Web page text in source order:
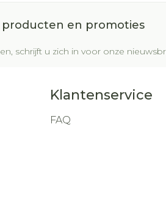
en promoties
schrijft u zich in voor onze
Klantenservice
FAQ